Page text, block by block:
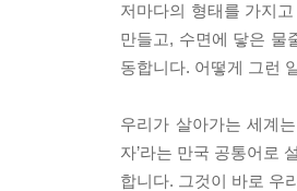
저마다의 형태를 가지
만들고, 수면에 닿은 물
동합니다. 어떻게 그런
우리가 살아가는 세계
자’라는 만국 공통어로
합니다. 그것이 바로 우